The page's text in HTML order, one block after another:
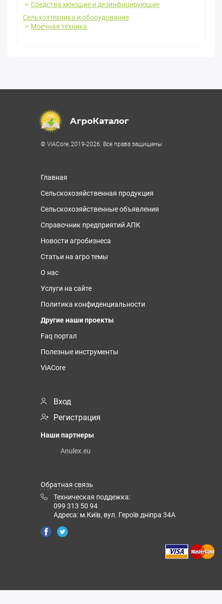
Средства моющие и дезинфицирующие
Сельхозтехника и оборудование
Моечная техника
АгроКаталог
© ViACore, 2019-2026. Все права защищены
Главная
Сельскохозяйственная продукция
Сельскохозяйственные объявления
Справочник предприятий АПК
Новости агробизнеса
Статьи на агро темы
О нас
Услуги на сайте
Политика конфиденциальности
Другие наши проекты
Faq портал
Полезные инструменты
ViACore
Вход
Регистрация
Наши партнеры
Anulex.eu
Обратная связь
Техническая поддежка:
099 313 50 94
Адреса: м.Київ, вул. Героїв дніпра 34А